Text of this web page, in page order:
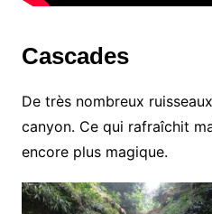
Cascades
De très nombreux
canyon. Ce qui rafraîchit
encore plus magique.